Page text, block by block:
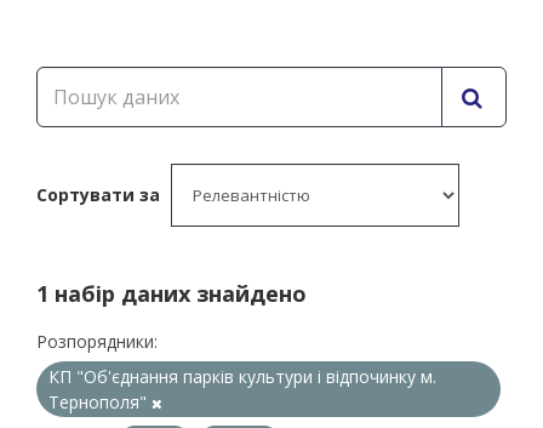
Сортувати за
1 набір даних знайдено
Розпорядники:
КП "Об'єднання парків культури і відпочинку м.
Тернополя"